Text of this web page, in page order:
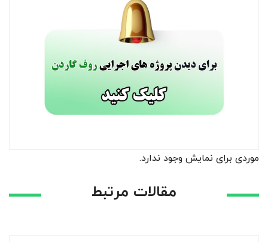
موردی برای نمایش وجود ندارد.
مقالات مرتبط